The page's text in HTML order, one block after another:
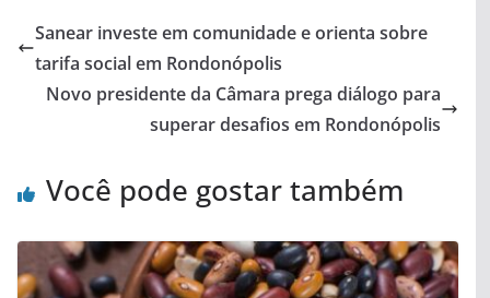
Sanear investe em comunidade e orienta sobre
tarifa social em Rondonópolis
Novo presidente da Câmara prega diálogo para
superar desafios em Rondonópolis
Você pode gostar também